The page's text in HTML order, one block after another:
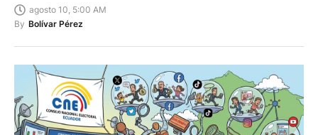
By Bolívar Pérez